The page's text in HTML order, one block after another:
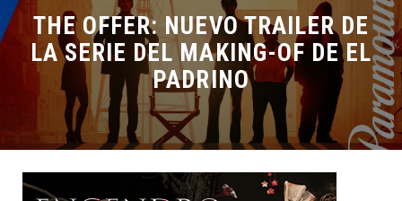
THE OFFER: NUEVO TRAILER DE
LA SERIE DEL MAKING-OF DE EL
PADRINO